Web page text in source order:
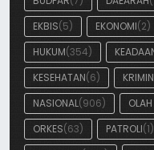
EKBIS(5) EKONOMI(2)
HUKUM(354)
KESEHATAN(6)
NASIONAL(906)
ORKES(63) PATROLI(1)